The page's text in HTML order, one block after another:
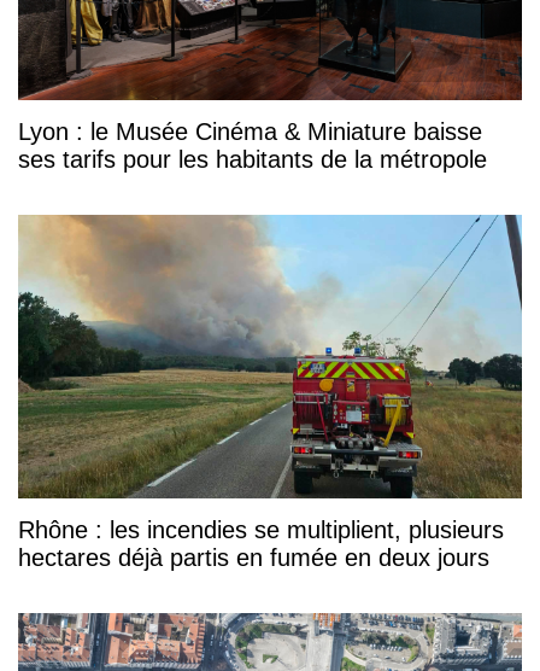
Lyon : le Musée Cinéma & Miniature baisse
ses tarifs pour les habitants de la métropole
Rhône : les incendies se multiplient, plusieurs
hectares déjà partis en fumée en deux jours